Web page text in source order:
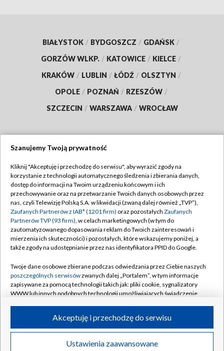
BIAŁYSTOK / BYDGOSZCZ / GDAŃSK /
GORZÓW WLKP. / KATOWICE / KIELCE /
KRAKÓW / LUBLIN / ŁÓDŹ / OLSZTYN /
OPOLE / POZNAŃ / RZESZÓW /
SZCZECIN / WARSZAWA / WROCŁAW
TVP
Abonament TVP
Emisja w TVP
Centrum informacji TVP
Naziemna Telewizja Cyfrowa
Rada Programowa
System NOS
Informacje o nadawcy
Program dla prasy
Regulamin TVP
Polityka prywatności
Moje zgody
Pomoc
Kontakt
Kanały
©2026 Telewizja Polska S.A. w likwidacji
Szanujemy Twoją prywatność
Kliknij "Akceptuję i przechodzę do serwisu", aby wyrazić zgody na
korzystanie z technologii automatycznego śledzenia i zbierania danych,
dostęp do informacji na Twoim urządzeniu końcowym i ich
przechowywanie oraz na przetwarzanie Twoich danych osobowych przez
nas, czyli Telewizję Polską S.A. w likwidacji (zwaną dalej również „TVP”),
Zaufanych Partnerów z IAB* (1201 firm) oraz pozostałych Zaufanych
Partnerów TVP (93 firm), w celach marketingowych (w tym do
zautomatyzowanego dopasowania reklam do Twoich zainteresowań i
mierzenia ich skuteczności) i pozostałych, które wskazujemy poniżej, a
także zgody na udostępnianie przez nas identyfikatora PPID do Google.
Twoje dane osobowe zbierane podczas odwiedzania przez Ciebie naszych
poszczególnych serwisówzwanych dalej „Portalem”, w tym informacje
zapisywane za pomocą technologii takich jak: pliki cookie, sygnalizatory
WWW lub innych podobnych technologii umożliwiających świadczenie
ruchu w Internecie.
Twoje dane osobowe zbierane podczas odwiedzania przez Ciebie
poszczególnych serwisówna Portalu, takie jak adresy IP, identyfikatory
Ustawienia zaawansowane
Akceptuję i przechodzę do serwisu